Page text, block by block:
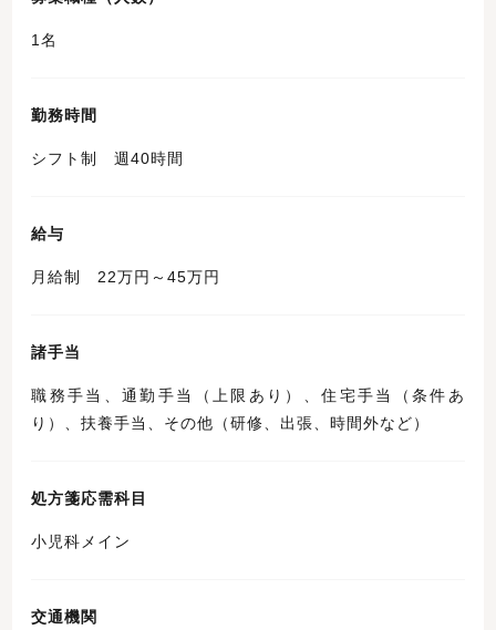
1名
勤務時間
シフト制 週40時間
給与
月給制 22万円～45万円
諸手当
職務手当、通勤手当（上限あり）、住宅手当（条件あ
り）、扶養手当、その他（研修、出張、時間外など）
処方箋応需科目
小児科メイン
交通機関